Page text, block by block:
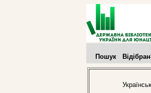
Пошук